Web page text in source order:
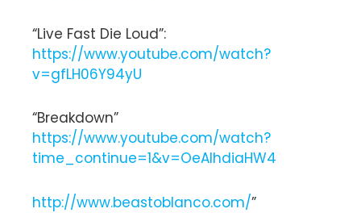
“Live Fast Die Loud”:
https://www.youtube.com/watch?
v=gfLH06Y94yU
“Breakdown”
https://www.youtube.com/watch?
time_continue=1&v=OeAlhdiaHW4
http://www.beastoblanco.com/”